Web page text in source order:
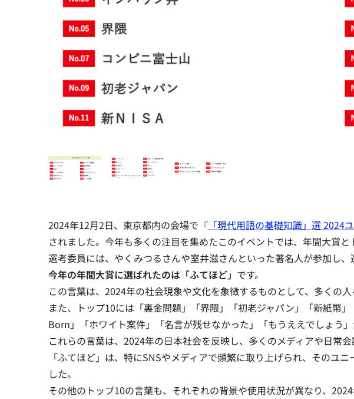
2024年12月2日、東京都内の会場で『 「現代用語の基礎知識」選 2024
されました。今年も多くの注目を集めたこのイベントでは、年間大賞と
選考委員には、やくみつるさんや室井滋さんといった著名人が参加し、
今年の年間大賞に選ばれたのは「ふてほど」 です。
この言葉は、2024年の社会現象や文化を象徴するものとして、多くの人
また、
トップ10には「裏金問題」「界隈」「初老ジャパン」「新紙幣
Born」「ホワイト案件」「名言が残せなかった」「もうええでしょう
これらの言葉は、2024年の日本社会を反映し、多くのメディアや日常会
「ふてほど」は、特にSNSやメディアで頻繁に取り上げられ、そのユ
した。
その他のトップ10の言葉も、それぞれの背景や使用状況が異なり、